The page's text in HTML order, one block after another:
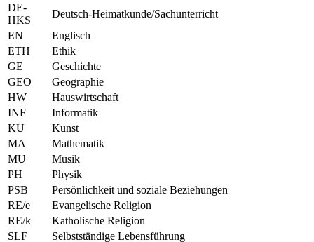
DE-
HKS
Deutsch-Heimatkunde/Sachunterricht
EN
Englisch
ETH
Ethik
GE
Geschichte
GEO
Geographie
HW
Hauswirtschaft
INF
Informatik
KU
Kunst
MA
Mathematik
MU
Musik
PH
Physik
PSB
Persönlichkeit und soziale Beziehungen
RE/e
Evangelische Religion
RE/k
Katholische Religion
SLF
Selbstständige Lebensführung